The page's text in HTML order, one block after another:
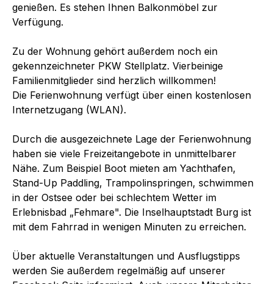
genießen. Es stehen Ihnen Balkonmöbel zur
Verfügung.
Zu der Wohnung gehört außerdem noch ein
gekennzeichneter PKW Stellplatz. Vierbeinige
Familienmitglieder sind herzlich willkommen!
Die Ferienwohnung verfügt über einen kostenlosen
Internetzugang (WLAN).
Durch die ausgezeichnete Lage der Ferienwohnung
haben sie viele Freizeitangebote in unmittelbarer
Nähe. Zum Beispiel Boot mieten am Yachthafen,
Stand-Up Paddling, Trampolinspringen, schwimmen
in der Ostsee oder bei schlechtem Wetter im
Erlebnisbad „Fehmare". Die Inselhauptstadt Burg ist
mit dem Fahrrad in wenigen Minuten zu erreichen.
Über aktuelle Veranstaltungen und Ausflugstipps
werden Sie außerdem regelmäßig auf unserer